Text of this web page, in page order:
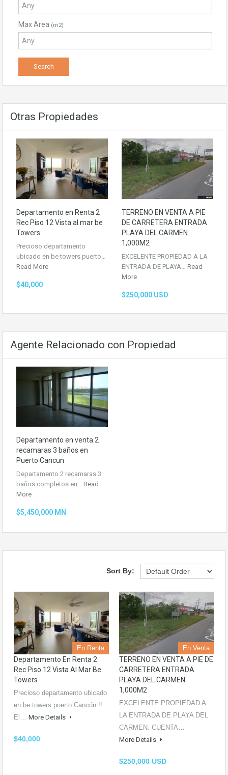
Max Area (m2)
Otras Propiedades
Departamento en Renta 2
Rec Piso 12 Vista al mar be
Towers
Precioso departamento
ubicado en be towers puerto…
Read More
$40,000
TERRENO EN VENTA A PIE
DE CARRETERA ENTRADA
PLAYA DEL CARMEN
1,000M2
EXCELENTE PROPIEDAD A LA
ENTRADA DE PLAYA… Read
More
$250,000 USD
Agente Relacionado con Propiedad
Departamento en venta 2
recamaras 3 baños en
Puerto Cancun
Departamento 2 recamaras 3
baños completos en… Read
More
$5,450,000 MN
Sort By:
En Renta
Departamento En Renta 2
Rec Piso 12 Vista Al Mar Be
Towers
Precioso departamento ubicado
en be towers puerto Cancún !!
El… More Details
$40,000
En Venta
TERRENO EN VENTA A PIE DE
CARRETERA ENTRADA
PLAYA DEL CARMEN
1,000M2
EXCELENTE PROPIEDAD A
LA ENTRADA DE PLAYA DEL
CARMEN. CUENTA…
More Details
$250,000 USD